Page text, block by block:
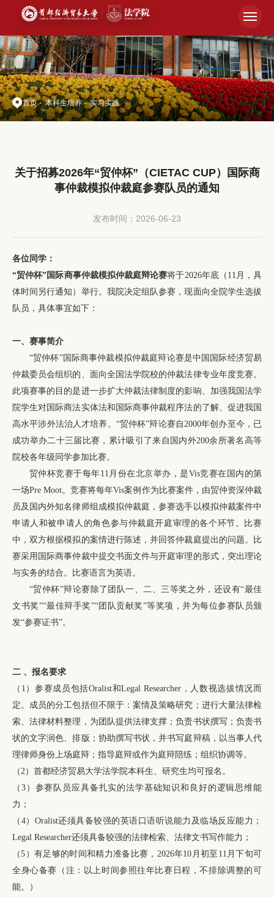
首页- 本科生培养- 实习实践
关于招募2026年“贸仲杯”（CIETAC CUP）国际商
事仲裁模拟仲裁庭参赛队员的通知
发布时间：2026-06-23
各位同学：
“贸仲杯”国际商事仲裁模拟仲裁庭辩论赛将于2026年底（11月，具
体时间另行通知）举行。我院决定组队参赛，现面向全院学生选拔
队员，具体事宜如下：
一、 赛事简介
“贸仲杯”国际商事仲裁模拟仲裁庭辩论赛是中国国际经济贸易
仲裁委员会组织的、面向全国法学院校的仲裁法律专业年度竞赛。
此项赛事的目的是进一步扩大仲裁法律制度的影响、加强我国法学
院学生对国际商法实体法和国际商事仲裁程序法的了解、促进我国
高水平涉外法治人才培养。“贸仲杯”辩论赛自2000年创办至今，已
成功举办二十三届比赛，累计吸引了来自国内外200余所著名高等
院校各年级同学参加比赛。
贸仲杯竞赛于每年11月份在北京举办，是Vis竞赛在国内的第
一场Pre Moot。竞赛将每年Vis案例作为比赛案件，由贸仲资深仲裁
员及国内外知名律师组成模拟仲裁庭，参赛选手以模拟仲裁案件中
申请人和被申请人的角色参与仲裁庭开庭审理的各个环节。比赛
中，双方根据模拟的案情进行陈述，并回答仲裁庭提出的问题。比
赛采用国际商事仲裁中提交书面文件与开庭审理的形式，突出理论
与实务的结合。比赛语言为英语。
“贸仲杯”辩论赛除了团队一、二、三等奖之外，还设有“最佳
文书奖”“最佳辩手奖”“团队贡献奖”等奖项，并为每位参赛队员颁
发“参赛证书”。
二 、 报名要求
（1）参赛成员包括Oralist和Legal Researcher，人数视选拔情况而
定。成员的分工包括但不限于：案情及策略研究；进行大量法律检
索、法律材料整理，为团队提供法律支撑；负责书状撰写；负责书
状的文字润色、排版；协助撰写书状，并书写庭辩稿，以当事人代
理律师身份上场庭辩；指导庭辩或作为庭辩陪练；组织协调等。
（2）首都经济贸易大学法学院本科生、研究生均可报名。
（3）参赛队员应具备扎实的法学基础知识和良好的逻辑思维能
力；
（4）Oralist还须具备较强的英语口语听说能力及临场反应能力；
Legal Researcher还须具备较强的法律检索、法律文书写作能力；
（5）有足够的时间和精力准备比赛，2026年10月初至11月下旬可
全身心备赛（注：以上时间参照往年比赛日程，不排除调整的可
能。）